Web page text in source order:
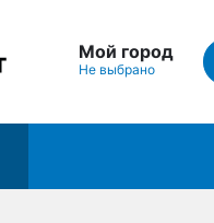
Мой город
Не выбрано